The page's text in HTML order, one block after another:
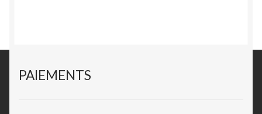
PAIEMENTS